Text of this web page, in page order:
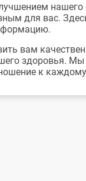
нашего
для вас.
вам
здоровья.
к